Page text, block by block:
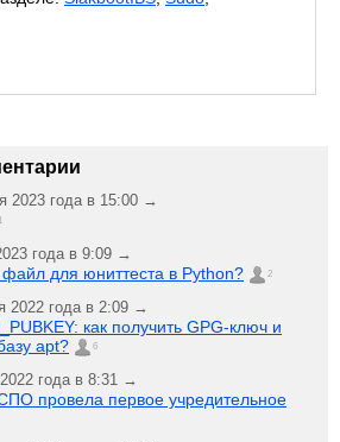
2023 года в 15:00 →
года в 9:09 →
файл для юниттеста в Python? 2
2022 года в 2:09 →
как получить GPG-ключ и
apt?
6
года в 8:31 →
провела первое учредительное